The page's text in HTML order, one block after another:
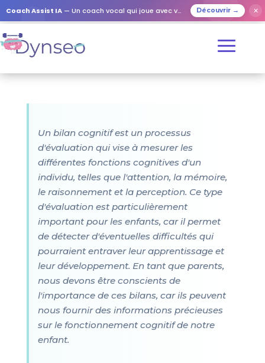
Coach Assist IA — Un coach vocal qui joue avec vos proches Découvrir → ✕
Un bilan cognitif est un processus
d'évaluation qui vise à mesurer les
différentes fonctions cognitives d'un
individu, telles que l'attention, la mémoire,
le raisonnement et la perception. Ce type
d'évaluation est particulièrement
important pour les enfants, car il permet
de détecter d'éventuelles difficultés qui
pourraient entraver leur apprentissage et
leur développement. En tant que parents,
nous devons être conscients de
l'importance de ces bilans, car ils peuvent
nous fournir des informations précieuses
sur le fonctionnement cognitif de notre
enfant.